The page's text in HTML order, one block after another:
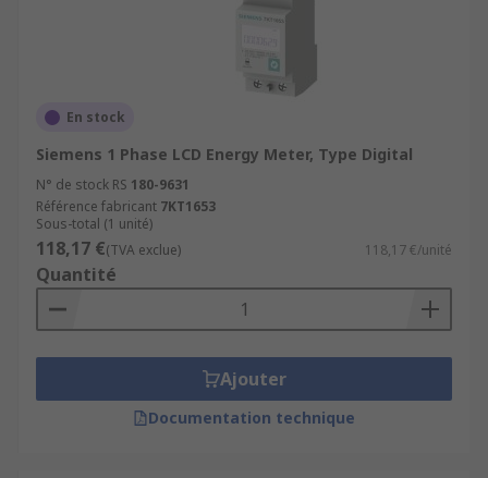
En stock
Siemens 1 Phase LCD Energy Meter, Type Digital
N° de stock RS 180-9631
Référence fabricant 7KT1653
Sous-total (1 unité)
118,17 €(TVA exclue) 118,17 €/unité
Quantité
Ajouter
Documentation technique